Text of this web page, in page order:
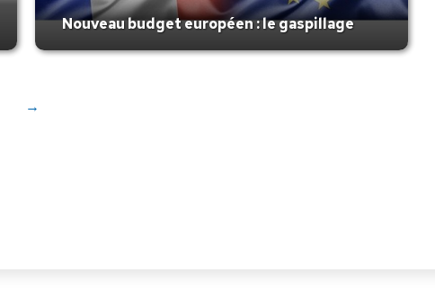
Nouveau budget européen : le gaspillage
→